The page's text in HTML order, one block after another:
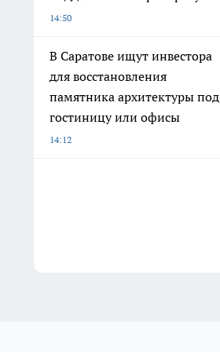
14:50
В Саратове ищут инвестора
для восстановления
памятника архитектуры под
гостиницу или офисы
14:12